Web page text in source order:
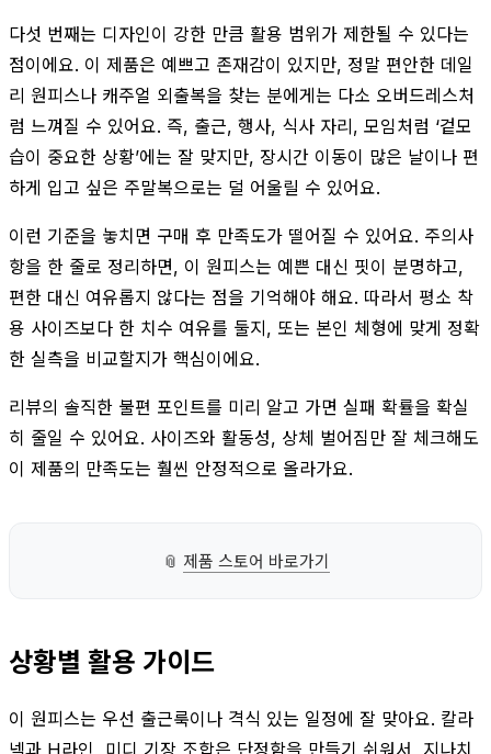
다섯 번째는 디자인이 강한 만큼 활용 범위가 제한될 수 있다는
점이에요. 이 제품은 예쁘고 존재감이 있지만, 정말 편안한 데일
리 원피스나 캐주얼 외출복을 찾는 분에게는 다소 오버드레스처
럼 느껴질 수 있어요. 즉, 출근, 행사, 식사 자리, 모임처럼 ‘겉모
습이 중요한 상황’에는 잘 맞지만, 장시간 이동이 많은 날이나 편
하게 입고 싶은 주말복으로는 덜 어울릴 수 있어요.
이런 기준을 놓치면 구매 후 만족도가 떨어질 수 있어요. 주의사
항을 한 줄로 정리하면, 이 원피스는 예쁜 대신 핏이 분명하고,
편한 대신 여유롭지 않다는 점을 기억해야 해요. 따라서 평소 착
용 사이즈보다 한 치수 여유를 둘지, 또는 본인 체형에 맞게 정확
한 실측을 비교할지가 핵심이에요.
리뷰의 솔직한 불편 포인트를 미리 알고 가면 실패 확률을 확실
히 줄일 수 있어요. 사이즈와 활동성, 상체 벌어짐만 잘 체크해도
이 제품의 만족도는 훨씬 안정적으로 올라가요.
📎 제품 스토어 바로가기
상황별 활용 가이드
이 원피스는 우선 출근룩이나 격식 있는 일정에 잘 맞아요. 칼라
넥과 H라인, 미디 기장 조합은 단정함을 만들기 쉬워서, 지나치